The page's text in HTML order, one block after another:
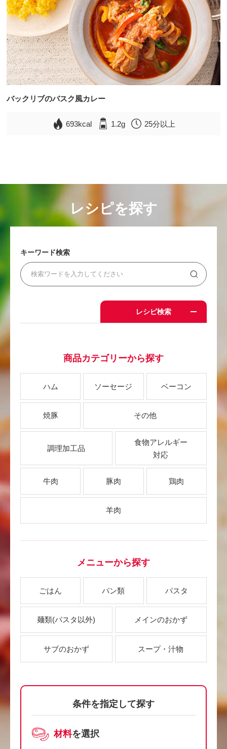
バックリブのバスク風カレー
693kcal 1.2g 25分以上
レシピを探す
キーワード検索
レシピ検索
商品カテゴリーから探す
ハム ソーセージ ベーコン
焼豚 その他
調理加工品
食物アレルギー
対応
牛肉 豚肉 鶏肉
羊肉
メニューから探す
ごはん パン類 パスタ
麺類(パスタ以外) メインのおかず
サブのおかず スープ・汁物
条件を指定して探す
材料を選択